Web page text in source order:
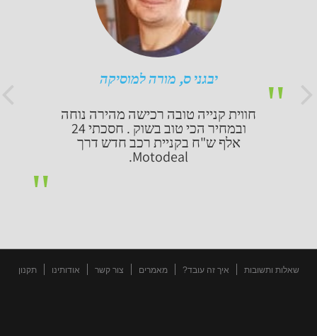
יבגני ס, מורה למוסיקה
חווית קנייה טובה רכישה מהירה נוחה
ובמחיר הכי טוב בשוק . חסכתי 24
אלף ש"ח בקניית רכב חדש דרך
Motodeal.
שאלות ותשובות איך זה עובד? מאמרים צור קשר אודותינו תקנון